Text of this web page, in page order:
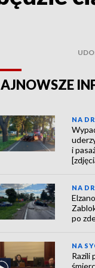
NA
i
NA
po
NA
Razili